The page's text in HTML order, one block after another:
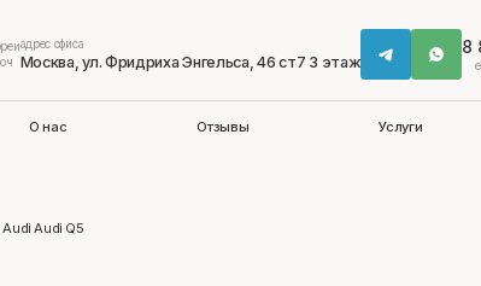
адрес офиса
Москва, ул. Фридриха Энгельса, 46 ст7 3 этаж
8
О нас Отзывы Услуги
Audi Audi Q5